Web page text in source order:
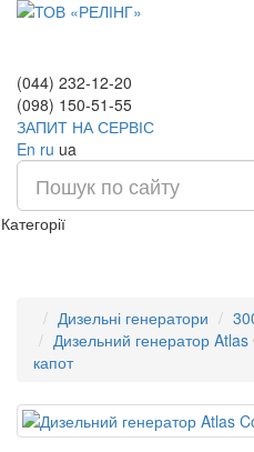
(044) 232-12-20
(098) 150-51-55
ЗАПИТ НА СЕРВІС
En ru ua
Категорії
Дизельні генератори
Дизельний генератор
капот